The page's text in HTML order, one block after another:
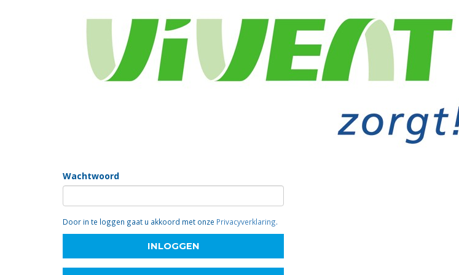
Inloggen
Om in te loggen moet u ingeschreven zijn en een wachtwoord ontvangen hebben. Als u nog niet
Wachtwoord
Door in te loggen gaat u akkoord met onze Privacyverklaring.
INLOGGEN